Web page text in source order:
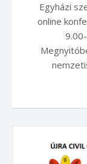
Egyházi
online